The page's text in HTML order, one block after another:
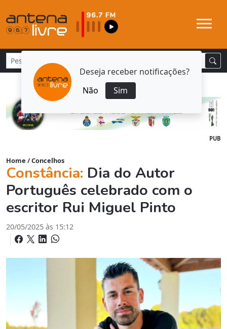
Deseja receber notificações?
Não
Sim
PUB
Home /Concelhos
Constância: Dia do Autor
Português celebrado com o
escritor Rui Miguel Pinto
20/05/2025 às 15:12